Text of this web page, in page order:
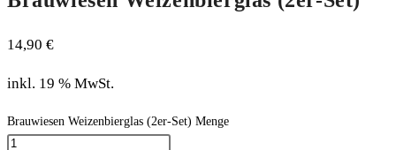
14,90 €
inkl. 19 % MwSt.
Brauwiesen Weizenbierglas (2er-Set) Menge